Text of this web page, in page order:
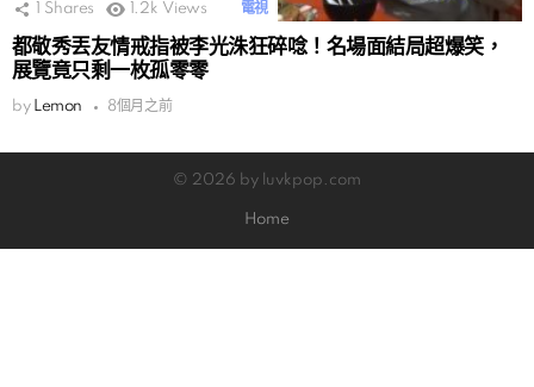
Shares 1.2k Views 電視
都敬秀丟友情戒指被李光洙狂碎唸！名場面結局超爆笑，
展覽竟只剩一枚孤零零
by Lemon 8個月之前
© 2026 by luvkpop.com
Home